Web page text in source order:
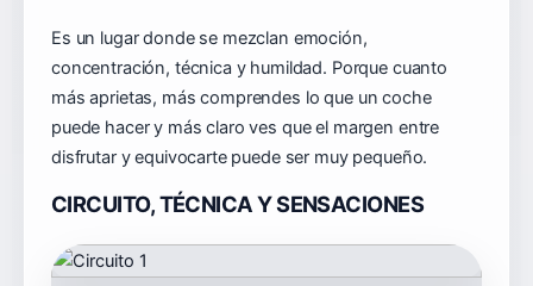
Es un lugar donde se mezclan emoción,
concentración, técnica y humildad. Porque cuanto
más aprietas, más comprendes lo que un coche
puede hacer y más claro ves que el margen entre
disfrutar y equivocarte puede ser muy pequeño.
CIRCUITO, TÉCNICA Y SENSACIONES